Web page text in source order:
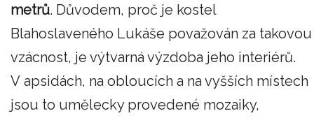
metrů. Důvodem, proč je kostel
Blahoslaveného Lukáše považován za takovou
vzácnost, je výtvarná výzdoba jeho interiérů.
V apsidách, na obloucích a na vyšších místech
jsou to umělecky provedené mozaiky,